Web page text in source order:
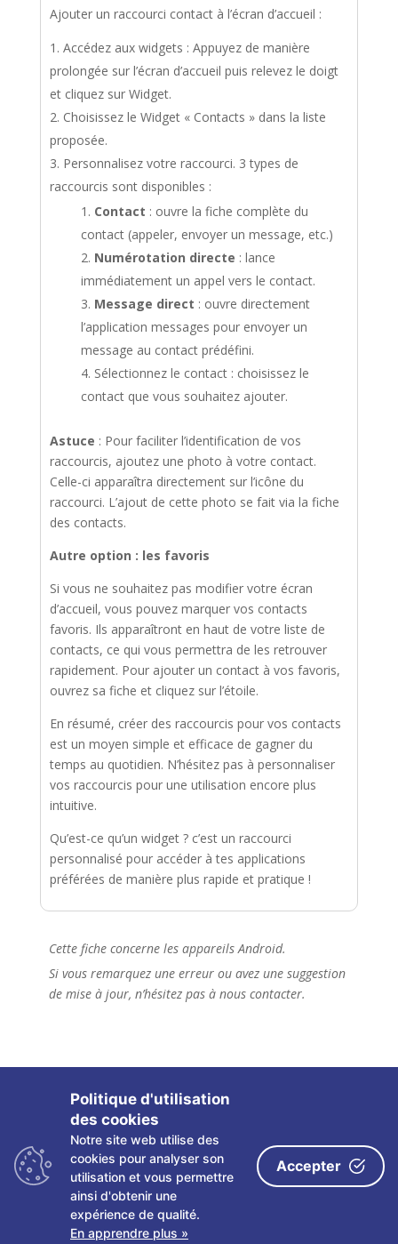
Ajouter un raccourci contact à l’écran d’accueil :
Accédez aux widgets : Appuyez de manière
prolongée sur l’écran d’accueil puis relevez le doigt
et cliquez sur Widget.
Choisissez le Widget « Contacts » dans la liste
proposée.
Personnalisez votre raccourci. 3 types de
raccourcis sont disponibles :
Contact : ouvre la fiche complète du
contact (appeler, envoyer un message, etc.)
Numérotation directe : lance
immédiatement un appel vers le contact.
Message direct : ouvre directement
l’application messages pour envoyer un
message au contact prédéfini.
Sélectionnez le contact : choisissez le
contact que vous souhaitez ajouter.
Astuce : Pour faciliter l’identification de vos
raccourcis, ajoutez une photo à votre contact.
Celle-ci apparaîtra directement sur l’icône du
raccourci. L’ajout de cette photo se fait via la fiche
des contacts.
Autre option : les favoris
Si vous ne souhaitez pas modifier votre écran
d’accueil, vous pouvez marquer vos contacts
favoris. Ils apparaîtront en haut de votre liste de
contacts, ce qui vous permettra de les retrouver
rapidement. Pour ajouter un contact à vos favoris,
ouvrez sa fiche et cliquez sur l’étoile.
En résumé, créer des raccourcis pour vos contacts
est un moyen simple et efficace de gagner du
temps au quotidien. N’hésitez pas à personnaliser
vos raccourcis pour une utilisation encore plus
intuitive.
Qu’est-ce qu’un widget ? c’est un raccourci
personnalisé pour accéder à tes applications
préférées de manière plus rapide et pratique !
Cette fiche concerne les appareils Android.
Si vous remarquez une erreur ou avez une suggestion
de mise à jour, n’hésitez pas à nous contacter.
Copyright ©2026 Les fiches tactiles du CRETH – Tous
droits réservés
Politique de confidentialité
Partenaires|Contact|Plan du site
Politique d'utilisation
des cookies
Notre site web utilise des
cookies pour analyser son
utilisation et vous permettre
ainsi d'obtenir une
expérience de qualité.
En apprendre plus »
Accepter